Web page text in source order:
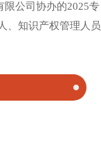
限公司协办的2025专
、知识产权管理人员